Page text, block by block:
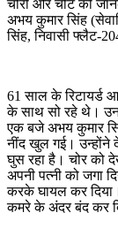
चोरी और चोट की
अभय कुमार सिंह
सिंह, निवासी फ्लैट-
61 साल के रिटायर्ड
के साथ सो रहे थे।
एक बजे अभय कुमार
नींद खुल गई। उन्होंने
घुस रहा है। चोर को
अपनी पत्नी को जगा
करके घायल कर
कमरे के अंदर बंद कर